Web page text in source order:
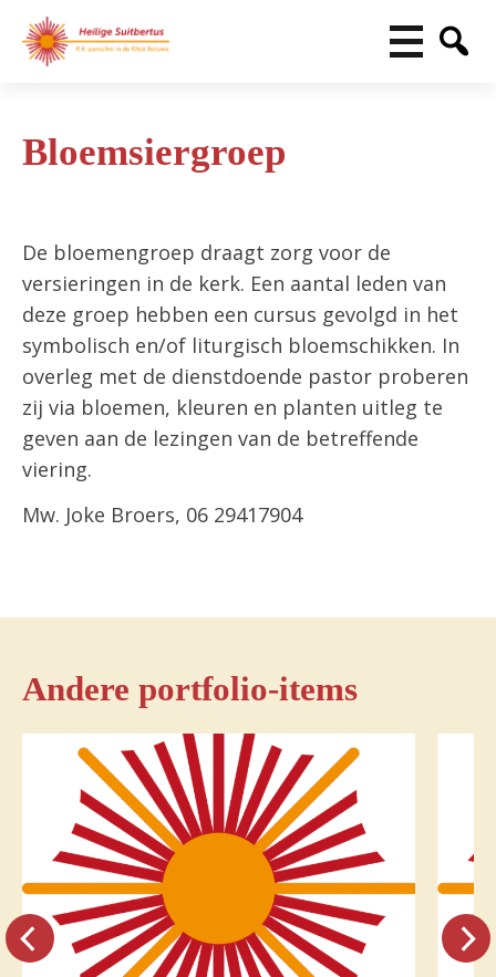
Bloemsiergroep
De bloemengroep draagt zorg voor de
versieringen in de kerk. Een aantal leden van
deze groep hebben een cursus gevolgd in het
symbolisch en/of liturgisch bloemschikken. In
overleg met de dienstdoende pastor proberen
zij via bloemen, kleuren en planten uitleg te
geven aan de lezingen van de betreffende
viering.
Mw. Joke Broers, 06 29417904
Andere portfolio-items